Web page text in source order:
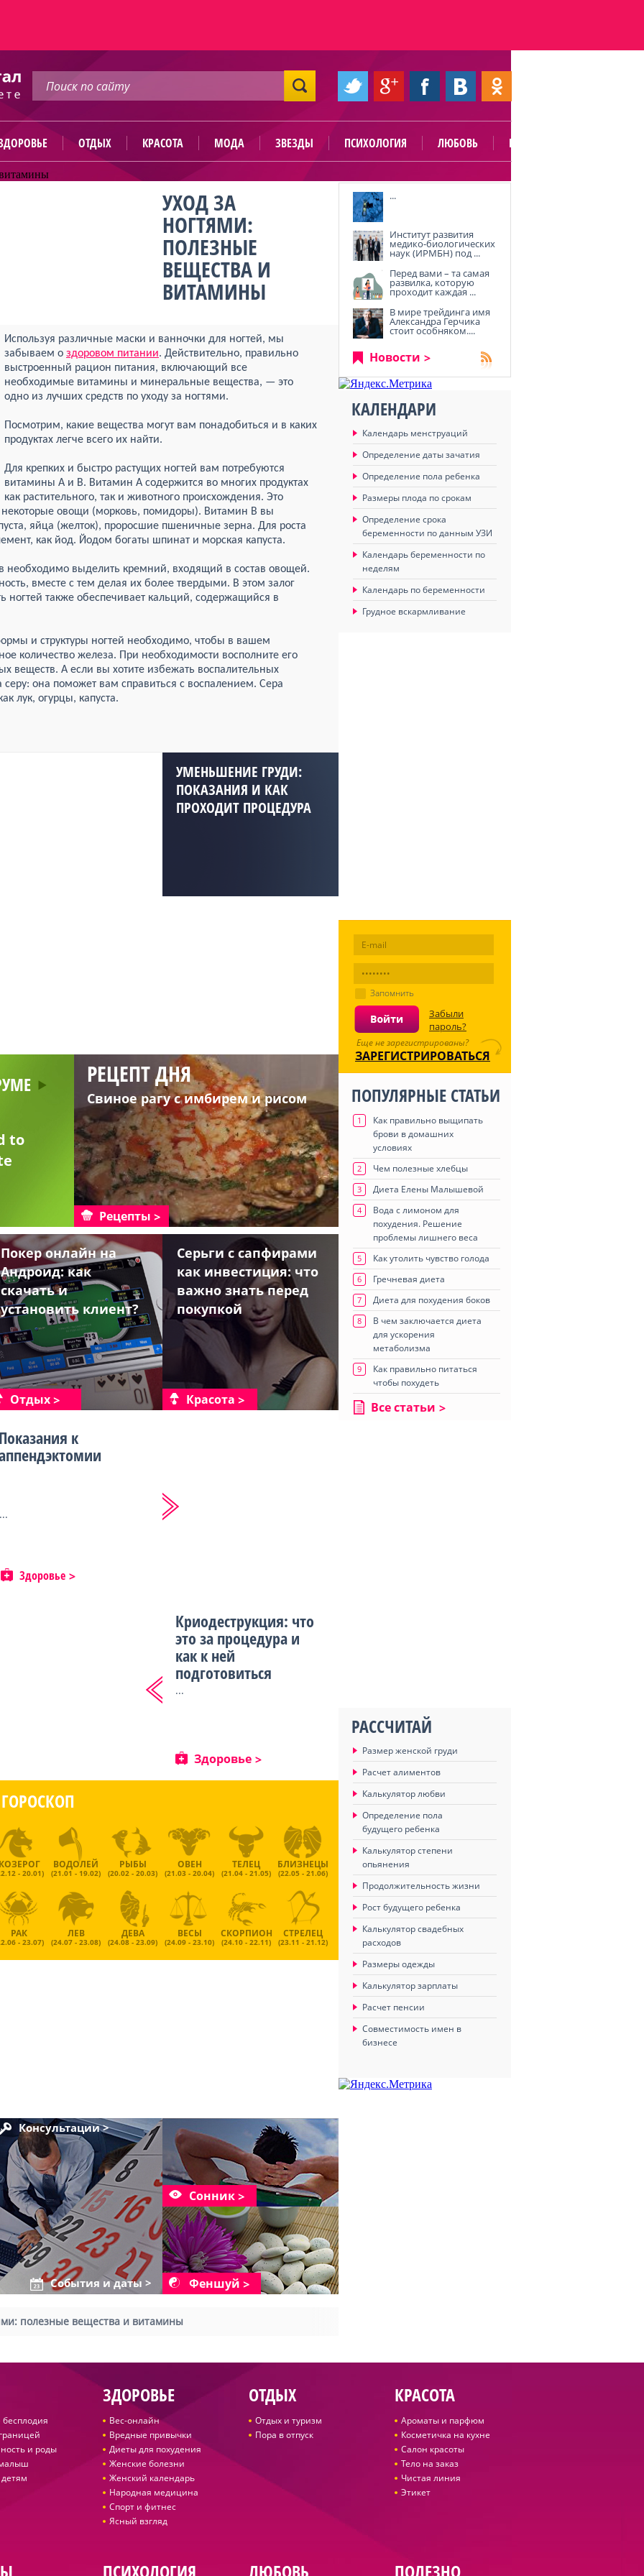
ОТДЫХ КРАСОТА МОДА ЗВЕЗДЫ ПСИХОЛОГИЯ ЛЮБОВЬ ПОЛЕЗНО
УХОД ЗА
НОГТЯМИ:
ПОЛЕЗНЫЕ
ВЕЩЕСТВА И
ВИТАМИНЫ
Используя различные маски и ванночки для ногтей, мы
забываем о здоровом питании. Действительно, правильно
выстроенный рацион питания, включающий все
необходимые витамины и минеральные вещества, — это
одно из лучших средств по уходу за ногтями.
Посмотрим, какие вещества могут вам понадобиться и в каких
продуктах легче всего их найти.
Для крепких и быстро растущих ногтей вам потребуются
витамины A и B. Витамин A содержится во многих продуктах
как растительного, так и животного происхождения. Это
овощи (морковь, помидоры). Витамин B вы
яйца (желток), проросшие пшеничные зерна. Для роста
как йод. Йодом богаты шпинат и морская капуста.
необходимо выделить кремний, входящий в состав овощей.
вместе с тем делая их более твердыми. В этом залог
ногтей также обеспечивает кальций, содержащийся в
и структуры ногтей необходимо, чтобы в вашем
количество железа. При необходимости восполните его
веществ. А если вы хотите избежать воспалительных
она поможет вам справиться с воспалением. Сера
лук, огурцы, капуста.
УМЕНЬШЕНИЕ ГРУДИ:
ПОКАЗАНИЯ И КАК
ПРОХОДИТ ПРОЦЕДУРА
to
РЕЦЕПТ ДНЯ
Свиное рагу с имбирем и рисом
Рецепты
Покер онлайн на
Андроид: как
скачать и
установить клиент?
Отдых
Серьги с сапфирами
как инвестиция: что
важно знать перед
покупкой
Красота
к
...
Здоровье
Криодеструкция: что
это за процедура и
как к ней
подготовиться
...
Здоровье
ГОРОСКОП
- 20.01)
ВОДОЛЕЙ
(21.01 - 19.02)
РЫБЫ
(20.02 - 20.03)
ОВЕН
(21.03 - 20.04)
ТЕЛЕЦ
(21.04 - 21.05)
БЛИЗНЕЦЫ
(22.05 - 21.06)
РАК
- 23.07)
ЛЕВ
(24.07 - 23.08)
ДЕВА
(24.08 - 23.09)
ВЕСЫ
(24.09 - 23.10)
СКОРПИОН
(24.10 - 22.11)
СТРЕЛЕЦ
(23.11 - 21.12)
Консультации >
События и даты >
Сонник
Феншуй
полезные вещества и витамины
...
Институт развития
медико-биологических
наук (ИРМБН) под ...
Перед вами – та самая
развилка, которую
проходит каждая ...
В мире трейдинга имя
Александра Герчика
стоит особняком....
Новости
КАЛЕНДАРИ
Календарь менструаций
Определение даты зачатия
Определение пола ребенка
Размеры плода по срокам
Определение срока
беременности по данным УЗИ
Календарь беременности по
неделям
Календарь по беременности
Грудное вскармливание
Запомнить
Забыли
пароль?
Еще не зарегистрированы?
ЗАРЕГИСТРИРОВАТЬСЯ
ПОПУЛЯРНЫЕ СТАТЬИ
1
Как правильно выщипать
брови в домашних
условиях
2 Чем полезные хлебцы
3 Диета Елены Малышевой
4
Вода с лимоном для
похудения. Решение
проблемы лишнего веса
5 Как утолить чувство голода
6 Гречневая диета
7 Диета для похудения боков
8
В чем заключается диета
для ускорения
метаболизма
9
Как правильно питаться
чтобы похудеть
Все статьи
РАССЧИТАЙ
Размер женской груди
Расчет алиментов
Калькулятор любви
Определение пола
будущего ребенка
Калькулятор степени
опьянения
Продолжительность жизни
Рост будущего ребенка
Калькулятор свадебных
расходов
Размеры одежды
Калькулятор зарплаты
Расчет пенсии
Совместимость имен в
бизнесе
и роды
ЗДОРОВЬЕ
Вес-онлайн
Вредные привычки
Диеты для похудения
Женские болезни
Женский календарь
Народная медицина
Спорт и фитнес
Ясный взгляд
ОТДЫХ
Отдых и туризм
Пора в отпуск
КРАСОТА
Ароматы и парфюм
Косметичка на кухне
Салон красоты
Тело на заказ
Чистая линия
Этикет